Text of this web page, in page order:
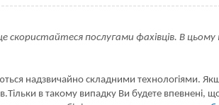
скористайтеся послугами фахівців. В цьому
надзвичайно складними технологіями.
в такому випадку Ви будете впевнені,